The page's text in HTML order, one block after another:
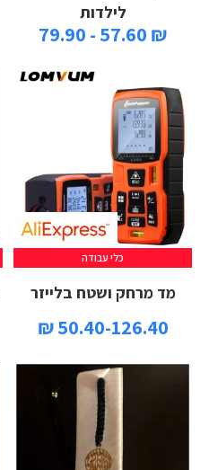
לילדות
₪ 57.60 - 79.90
כלי עבודה
מד מרחק ושטח בלייזר
50.40-126.40 ₪